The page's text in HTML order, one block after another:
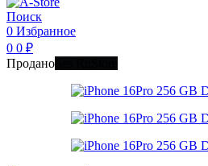
Поиск
0 Избранное
0 0 ₽
Продано